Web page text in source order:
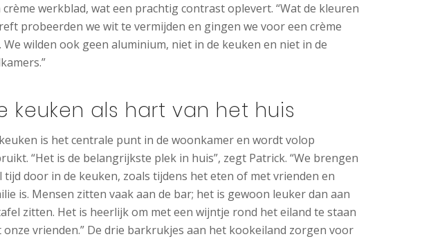
crème werkblad, wat een prachtig contrast oplevert. “Wat de kleuren
probeerden we wit te vermijden en gingen we voor een crème
We wilden ook geen aluminium, niet in de keuken en niet in de
keuken als hart van het huis
is het centrale punt in de woonkamer en wordt volop
“Het is de belangrijkste plek in huis”, zegt Patrick. “We brengen
tijd door in de keuken, zoals tijdens het eten of met vrienden en
is. Mensen zitten vaak aan de bar; het is gewoon leuker dan aan
zitten. Het is heerlijk om met een wijntje rond het eiland te staan
onze vrienden.” De drie barkrukjes aan het kookeiland zorgen voor